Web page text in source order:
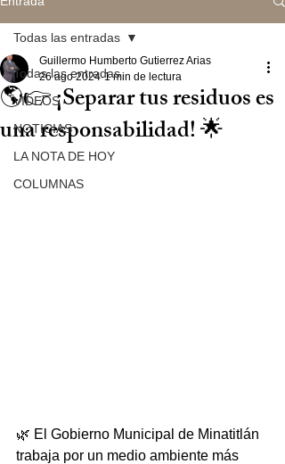
Todas las entradas
VIDEOS
NOTICIAS
LA NOTA DE HOY
COLUMNAS
Todas las entradas
🌎👉 ¡Separar tus residuos es
una responsabilidad! 🌟
Guillermo Humberto Gutierrez Arias
26 ago 2024 1 min de lectura
🌿 El Gobierno Municipal de Minatitlán
trabaja por un medio ambiente más